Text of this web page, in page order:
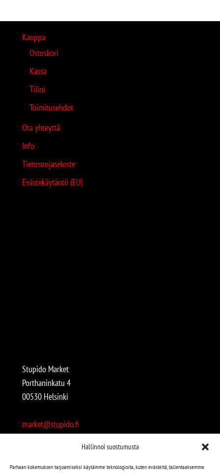
Hallinnoi suostumusta
Parhaan kokemuksen tarjoamiseksi käytämme teknologioita, kuten evästeitä, tallentaaksemme
Kauppa
Ostoskori
Kassa
Tilini
Toimitusehdot
Ota yhteyttä
Info
Tietosuojaseloste
Evästekäytäntö (EU)
Stupido Market
Porthaninkatu 4
00530 Helsinki
market@stupido.fi
Avoinna: